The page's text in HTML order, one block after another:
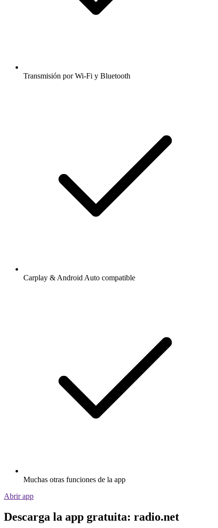
Transmisión por Wi-Fi y Bluetooth
Carplay & Android Auto compatible
Muchas otras funciones de la app
Abrir app
Descarga la app gratuita: radio.net